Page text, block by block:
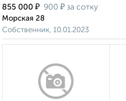
855 000 ₽ 900 ₽ за сотку
Морская 28
Собственник, 10.01.2023